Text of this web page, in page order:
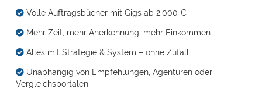
Volle Auftragsbücher mit Gigs ab 2.000 €
Mehr Zeit, mehr Anerkennung, mehr Einkommen
Alles mit Strategie & System – ohne Zufall
Unabhängig von Empfehlungen, Agenturen oder
Vergleichsportalen